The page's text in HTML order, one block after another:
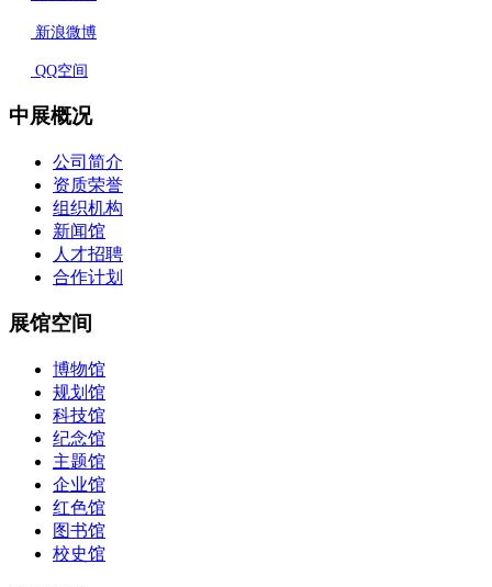
新浪微博
QQ空间
中展概况
公司简介
资质荣誉
组织机构
新闻馆
人才招聘
合作计划
展馆空间
博物馆
规划馆
科技馆
纪念馆
主题馆
企业馆
红色馆
图书馆
校史馆